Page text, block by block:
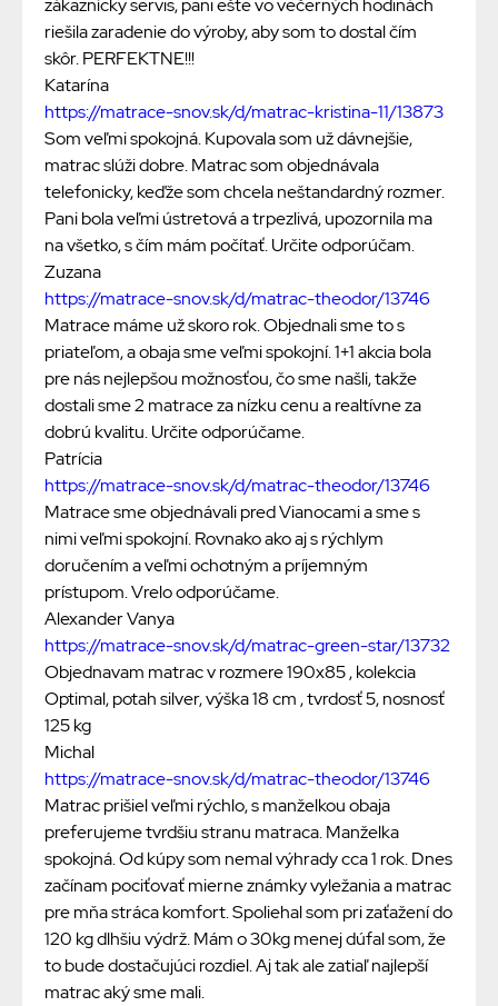
zákaznícky servis, pani ešte vo večerných hodinách
riešila zaradenie do výroby, aby som to dostal čím
skôr. PERFEKTNE!!!
Katarína
https://matrace-snov.sk/d/matrac-kristina-11/13873
Som veľmi spokojná. Kupovala som už dávnejšie,
matrac slúži dobre. Matrac som objednávala
telefonicky, keďže som chcela neštandardný rozmer.
Pani bola veľmi ústretová a trpezlivá, upozornila ma
na všetko, s čím mám počítať. Určite odporúčam.
Zuzana
https://matrace-snov.sk/d/matrac-theodor/13746
Matrace máme už skoro rok. Objednali sme to s
priateľom, a obaja sme veľmi spokojní. 1+1 akcia bola
pre nás nejlepšou možnosťou, čo sme našli, takže
dostali sme 2 matrace za nízku cenu a realtívne za
dobrú kvalitu. Určite odporúčame.
Patrícia
https://matrace-snov.sk/d/matrac-theodor/13746
Matrace sme objednávali pred Vianocami a sme s
nimi veľmi spokojní. Rovnako ako aj s rýchlym
doručením a veľmi ochotným a príjemným
prístupom. Vrelo odporúčame.
Alexander Vanya
https://matrace-snov.sk/d/matrac-green-star/13732
Objednavam matrac v rozmere 190x85 , kolekcia
Optimal, potah silver, výška 18 cm , tvrdosť 5, nosnosť
125 kg
Michal
https://matrace-snov.sk/d/matrac-theodor/13746
Matrac prišiel veľmi rýchlo, s manželkou obaja
preferujeme tvrdšiu stranu matraca. Manželka
spokojná. Od kúpy som nemal výhrady cca 1 rok. Dnes
začínam pociťovať mierne známky vyležania a matrac
pre mňa stráca komfort. Spoliehal som pri zaťažení do
120 kg dlhšiu výdrž. Mám o 30kg menej dúfal som, že
to bude dostačujúci rozdiel. Aj tak ale zatiaľ najlepší
matrac aký sme mali.